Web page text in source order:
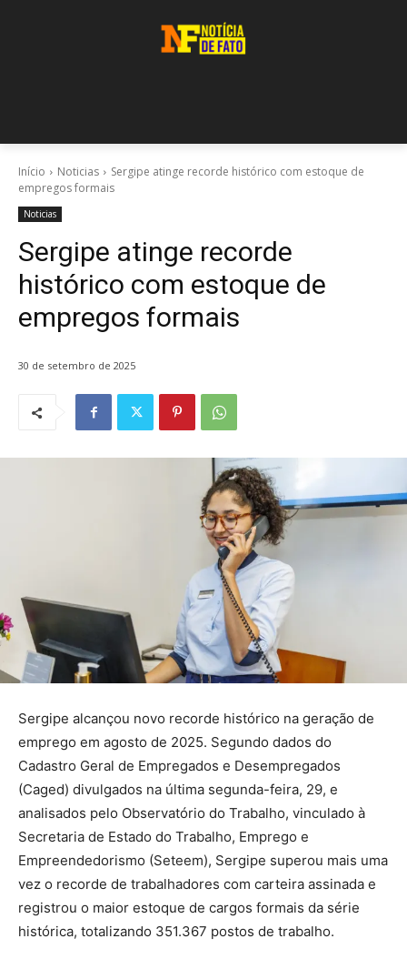
Início Noticias
Sergipe atinge recorde histórico com estoque de
empregos formais
Noticias
Sergipe atinge recorde
histórico com estoque de
empregos formais
30 de setembro de 2025
Sergipe alcançou novo recorde histórico na geração de
emprego em agosto de 2025. Segundo dados do
Cadastro Geral de Empregados e Desempregados
(Caged) divulgados na última segunda-feira, 29, e
analisados pelo Observatório do Trabalho, vinculado à
Secretaria de Estado do Trabalho, Emprego e
Empreendedorismo (Seteem), Sergipe superou mais uma
vez o recorde de trabalhadores com carteira assinada e
registrou o maior estoque de cargos formais da série
histórica, totalizando 351.367 postos de trabalho.